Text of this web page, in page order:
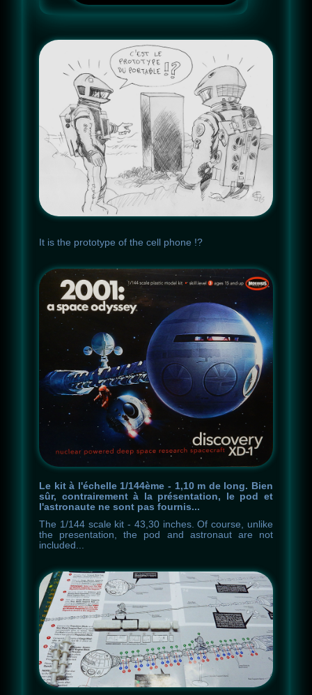
It is the prototype of the cell phone !?
Le kit à l'échelle 1/144ème - 1,10 m de long. Bien
sûr, contrairement à la présentation, le pod et
l'astronaute ne sont pas fournis...
The 1/144 scale kit - 43,30 inches. Of course, unlike
the
presentation, the pod and astronaut are
not
included...